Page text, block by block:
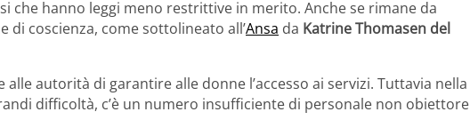
che hanno leggi meno restrittive in merito. Anche se rimane da
di coscienza, come sottolineato all’Ansa da Katrine Thomasen del
alle autorità di garantire alle donne l’accesso ai servizi. Tuttavia nella
difficoltà, c’è un numero insufficiente di personale non obiettore